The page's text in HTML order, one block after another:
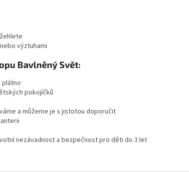
výztuhami
Bavlněný Svět:
plátno
pokojíčků
a můžeme je s jistotou doporučit
nezávadnost a bezpečnost pro děti do 3 let